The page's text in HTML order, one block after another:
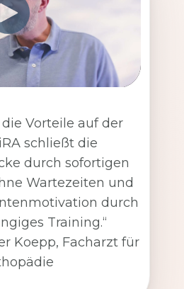
Vorteile auf der
schließt die
durch sofortigen
Wartezeiten und
durch
Training.“
Koepp, Facharzt für